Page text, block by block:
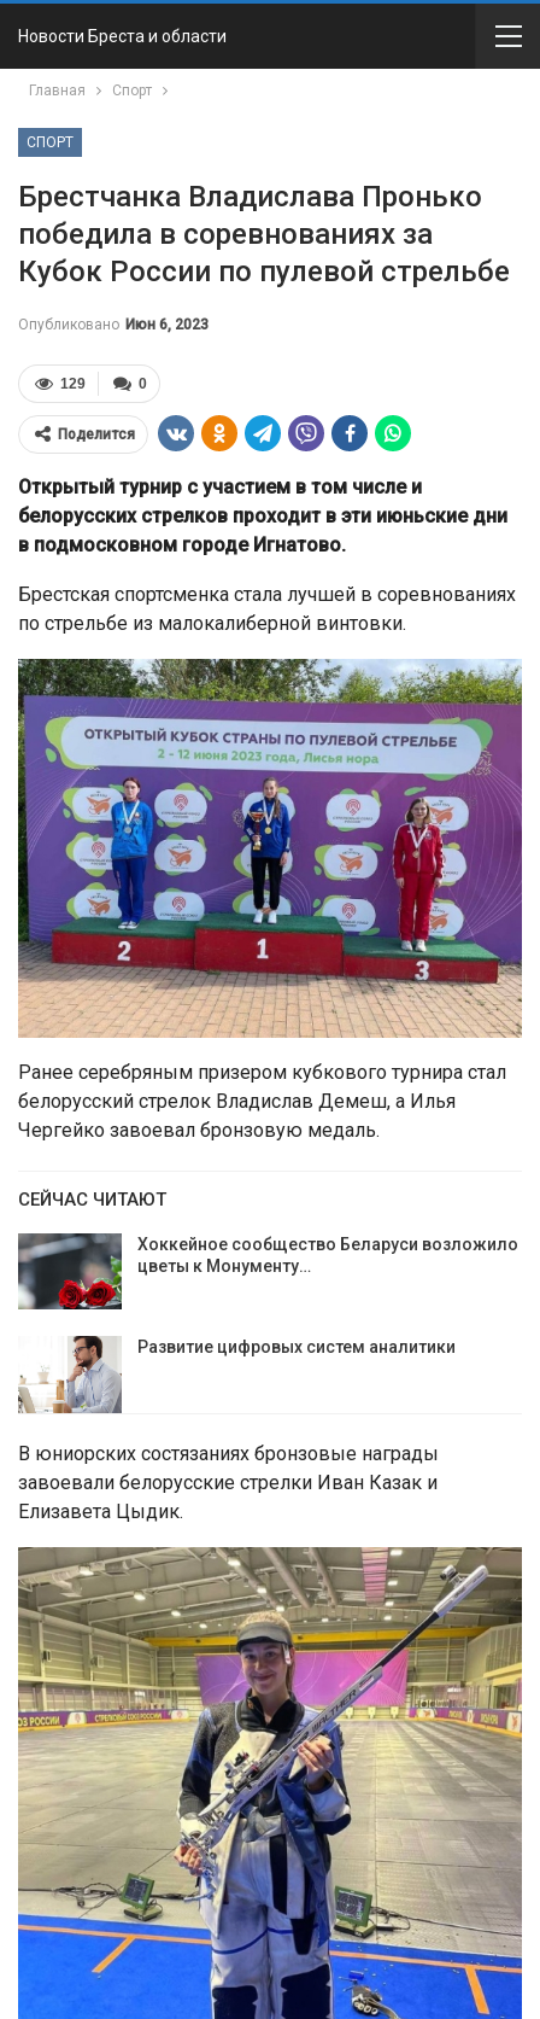
Новости Бреста и области
Главная Спорт
СПОРТ
Брестчанка Владислава Пронько
победила в соревнованиях за
Кубок России по пулевой стрельбе
Опубликовано Июн 6, 2023
0
129
Поделится
Открытый турнир с участием в том числе и
белорусских стрелков проходит в эти июньские дни
в подмосковном городе Игнатово.
Брестская спортсменка стала лучшей в соревнованиях
по стрельбе из малокалиберной винтовки.
Ранее серебряным призером кубкового турнира стал
белорусский стрелок Владислав Демеш, а Илья
Чергейко завоевал бронзовую медаль.
СЕЙЧАС ЧИТАЮТ
Хоккейное сообщество Беларуси возложило
цветы к Монументу…
Развитие цифровых систем аналитики
В юниорских состязаниях бронзовые награды
завоевали белорусские стрелки Иван Казак и
Елизавета Цыдик.